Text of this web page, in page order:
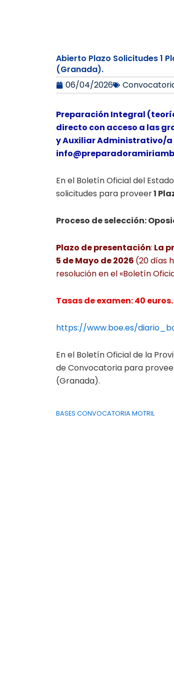
Abierto Plazo Solicitudes 1
(Granada).
06/04/2026
Preparación Integral
directo con acceso a las
y Auxiliar Administrativo/
En el Boletín Oficial del
solicitudes para proveer1
Proceso de selección:
Plazo de presentación: La
5 de Mayo de 2026 (20 días
resolución en el «Boletín
Tasas de examen: 40 euros.
https://www.boe.es/
En el Boletín Oficial de la
de Convocatoria para
(Granada).
BASES CONVOCATORIA MOTRIL